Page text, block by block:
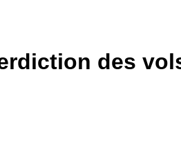
des